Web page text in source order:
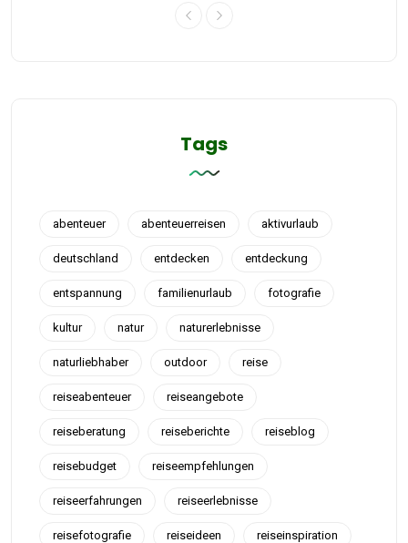
Tags
abenteuer abenteuerreisen aktivurlaub
deutschland entdecken entdeckung
entspannung familienurlaub fotografie
kultur natur naturerlebnisse
naturliebhaber outdoor reise
reiseabenteuer reiseangebote
reiseberatung reiseberichte reiseblog
reisebudget reiseempfehlungen
reiseerfahrungen reiseerlebnisse
reisefotografie reiseideen reiseinspiration